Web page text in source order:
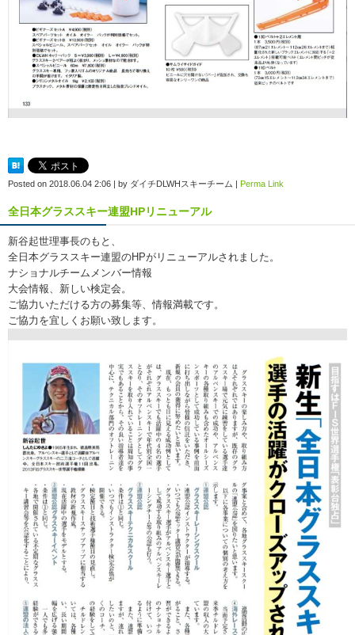
Posted on 2018.06.04 2:06 by ダイチDLWHスキーチーム Perma Link
全日本グラススキー連盟HPリニューアル
新谷起世理事長のもと、
全日本グラススキー連盟のHPがリニューアルされました。
ナショナルチームメンバー情報
大会情報、新しい検定会。
ご協力いただける方の募集等、情報満載です。
ご協力を宜しくお願い致します。